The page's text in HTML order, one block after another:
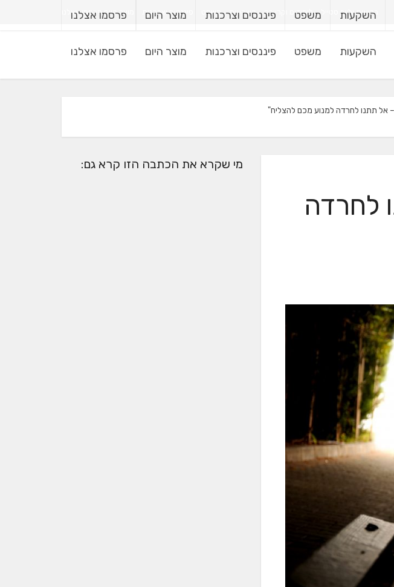
השקעות משפט פיננסים וצרכנות מוצר היום פרסמו אצלנו בריאות ולייף סטייל לימודים וקריירה השקעות משפט פיננסים וצרכנות מוצר היום פרסמו אצלנו
השקעות משפט פיננסים וצרכנות מוצר היום פרסמו אצלנו
אל תתנו לחרדה למנוע מכם להצליח"
מי שקרא את הכתבה הזו קרא גם:
לחרדה